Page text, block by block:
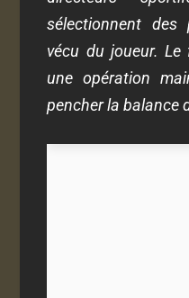
sélectionnent
vécu du joueur.
une opération
pencher la balance